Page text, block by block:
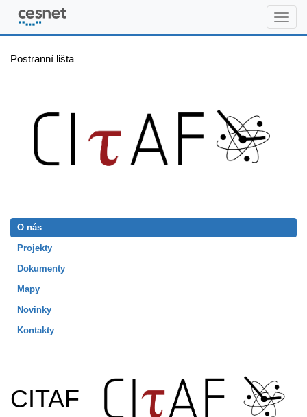
Postranní lišta
O nás
Projekty
Dokumenty
Mapy
Novinky
Kontakty
CITAF